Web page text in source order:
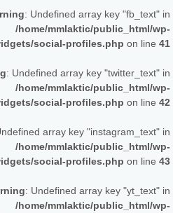
: Undefined array key "fb_text" in
/home/mmlaktic/public_html/wp-
social-profiles.php on line 41
: Undefined array key "twitter_text" in
/home/mmlaktic/public_html/wp-
social-profiles.php on line 42
array key "instagram_text" in
/home/mmlaktic/public_html/wp-
social-profiles.php on line 43
: Undefined array key "yt_text" in
/home/mmlaktic/public_html/wp-